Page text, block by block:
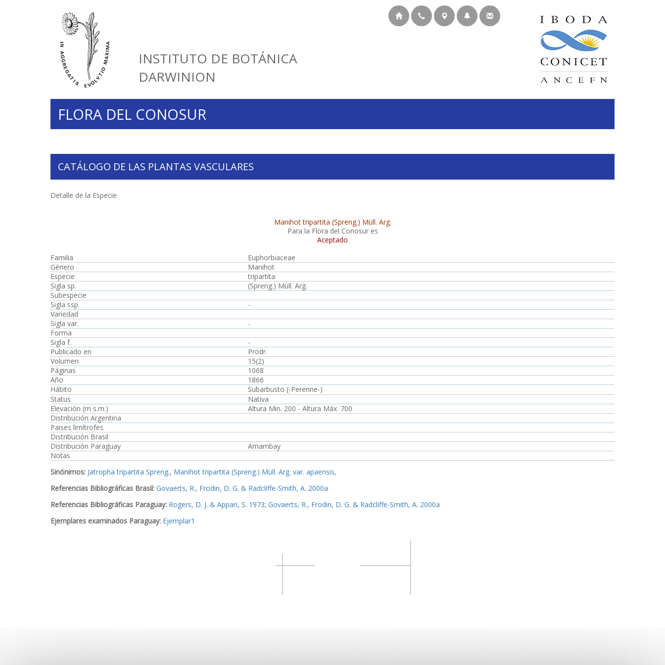
INSTITUTO DE BOTÁNICA
DARWINION
FLORA DEL CONOSUR
CATÁLOGO DE LAS PLANTAS VASCULARES
Detalle de la Especie
Manihot tripartita (Spreng.) Müll. Arg.
Para la Flora del Conosur es
Aceptado
Familia
Euphorbiaceae
Género
Manihot
Especie
tripartita
Sigla sp.
(Spreng.) Müll. Arg.
Subespecie
Sigla ssp.
-
Variedad
Sigla var.
-
Forma
Sigla f.
-
Publicado en
Prodr.
Volumen
15(2)
Páginas
1068
Año
1866
Hábito
Subarbusto (-Perenne-)
Status
Nativa
Elevación (m s.m.)
Altura Min. 200 - Altura Máx. 700
Distribución Argentina
Paises limítrofes
Distribución Brasil
Distribución Paraguay
Amambay
Notas
Sinónimos: Jatropha tripartita Spreng., Manihot tripartita (Spreng.) Müll. Arg. var. apaensis,
Referencias Bibliográficas Brasil: Govaerts, R., Frodin, D. G. & Radcliffe-Smith, A. 2000a
Referencias Bibliográficas Paraguay: Rogers, D. J. & Appan, S. 1973; Govaerts, R., Frodin, D. G. & Radcliffe-Smith, A. 2000a
Ejemplares examinados Paraguay: Ejemplar1